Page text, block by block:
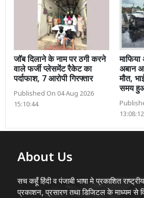
जॉब दिलाने के नाम पर ठगी करने
वाले फर्जी प्लेसमेंट रैकेट का
पर्दाफाश, 7 आरोपी गिरफ्तार
Published On 04 Aug 2026
15:10:44
अबान
मौत,
समय हुआ
13:08:12
About Us
सच कहूँ हिंदी व पंजाबी भाषा मे प्रकाशित
प्रकाशन, प्रसारण तथा डिजिटल के माध्यम से